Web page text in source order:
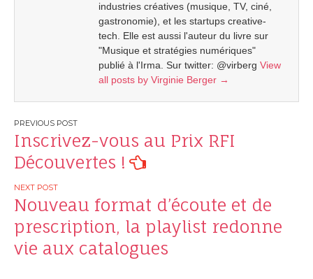
industries créatives (musique, TV, ciné,
gastronomie), et les startups creative-
tech. Elle est aussi l'auteur du livre sur
"Musique et stratégies numériques"
publié à l'Irma. Sur twitter: @virberg View
all posts by Virginie Berger →
Post
navigation
Inscrivez-vous au Prix RFI
Découvertes !
Nouveau format d’écoute et de
prescription, la playlist redonne
vie aux catalogues